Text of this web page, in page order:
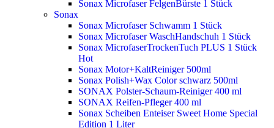
Sonax Microfaser FelgenBürste 1 Stück
Sonax
Sonax Microfaser Schwamm 1 Stück
Sonax Microfaser WaschHandschuh 1 Stück
Sonax MicrofaserTrockenTuch PLUS 1 Stück
Hot
Sonax Motor+KaltReiniger 500ml
Sonax Polish+Wax Color schwarz 500ml
SONAX Polster-Schaum-Reiniger 400 ml
SONAX Reifen-Pfleger 400 ml
Sonax Scheiben Enteiser Sweet Home Special
Edition 1 Liter